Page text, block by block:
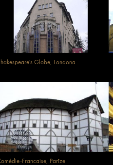
Globe, Londona
Francaise, Parīze